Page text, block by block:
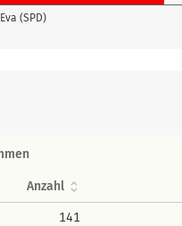
(SPD)
Anzahl
141